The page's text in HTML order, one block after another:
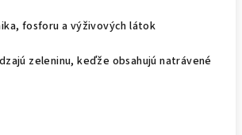
fosforu a výživových látok
zeleninu, keďže obsahujú natrávené